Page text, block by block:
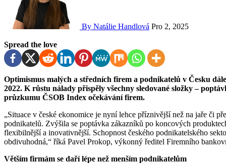
By Natálie Handlová Pro 2, 2025
Spread the love
Optimismus malých a středních firem a podnikatelů v Česku dále mírně narostl a nyní je na nejvyšší hodnotě od jara
2022. K růstu nálady přispěly všechny sledované složky –
průzkumu ČSOB Index očekávání firem.
„Situace v české ekonomice je nyní lehce příznivější než na jaře či
podnikatelů. Zvýšila se poptávka zákazníků po koncových
flexibilnější a inovativnější. Schopnost českého podnikatelského
obdivuhodná,“ říká Pavel Prokop, výkonný ředitel Firemního
Větším firmám se daří lépe než menším podnikatelům